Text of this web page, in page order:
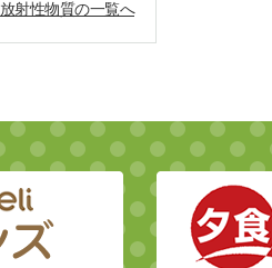
放射性物質の一覧へ